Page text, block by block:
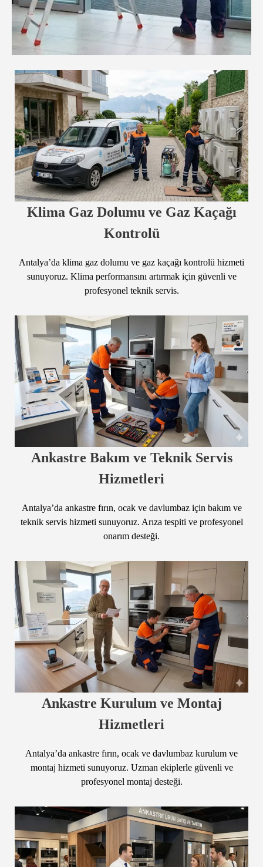
Klima Gaz Dolumu ve Gaz Kaçağı
Kontrolü
Antalya’da klima gaz dolumu ve gaz kaçağı kontrolü hizmeti
sunuyoruz. Klima performansını artırmak için güvenli ve
profesyonel teknik servis.
Ankastre Bakım ve Teknik Servis
Hizmetleri
Antalya’da ankastre fırın, ocak ve davlumbaz için bakım ve
teknik servis hizmeti sunuyoruz. Arıza tespiti ve profesyonel
onarım desteği.
Ankastre Kurulum ve Montaj
Hizmetleri
Antalya’da ankastre fırın, ocak ve davlumbaz kurulum ve
montaj hizmeti sunuyoruz. Uzman ekiplerle güvenli ve
profesyonel montaj desteği.